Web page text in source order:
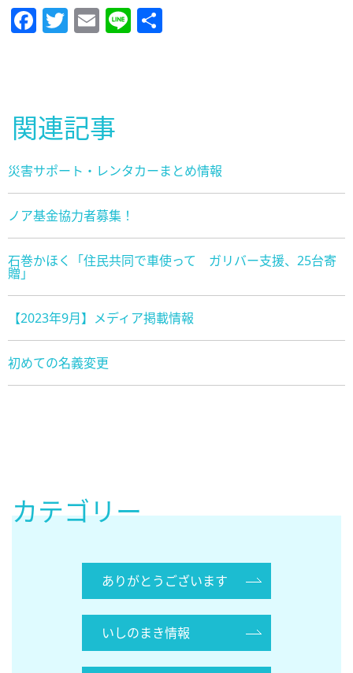
Facebook
Twitter
Email
Line
関連記事
災害サポート・レンタカーまとめ情報
ノア基金協力者募集！
石巻かほく「住民共同で車使って ガリバー支援、25台寄
贈」
【2023年9月】メディア掲載情報
初めての名義変更
カテゴリー
ありがとうございます
いしのまき情報